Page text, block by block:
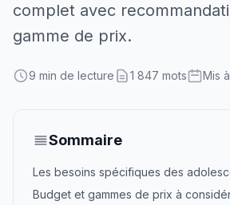
complet avec
gamme de prix.
9 min de lecture 1 847 mots Mis
Sommaire
Les besoins spécifiques des
Budget et gammes de prix à